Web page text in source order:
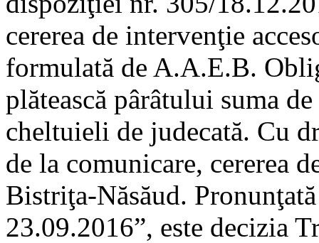
cererea de intervenţie
formulată de A.A.E.B.
plătească pârâtului suma
cheltuieli de judecată. Cu
de la comunicare, cererea
Bistriţa-Năsăud.
23.09.2016”, este decizia